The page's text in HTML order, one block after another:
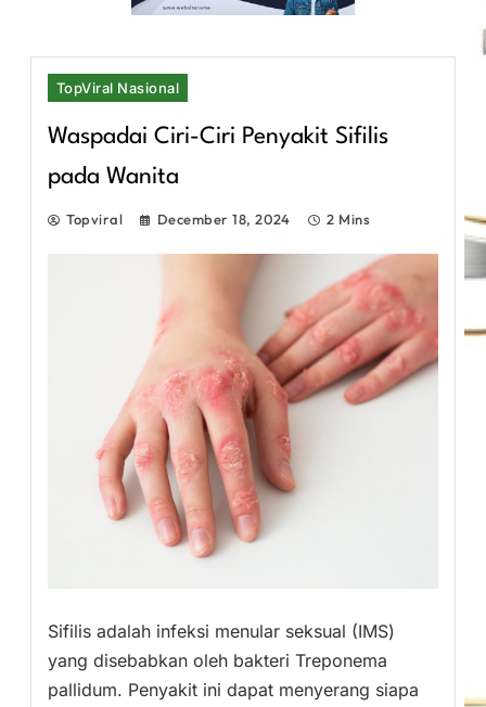
TopViral Nasional
Waspadai Ciri-Ciri Penyakit Sifilis
pada Wanita
Topviral December 18, 2024 2 Mins
Sifilis adalah infeksi menular seksual (IMS)
yang disebabkan oleh bakteri Treponema
pallidum. Penyakit ini dapat menyerang siapa